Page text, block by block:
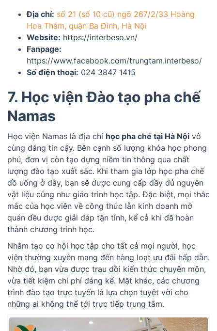
Địa chỉ: số 21 (số 10 cũ) ngõ 267/2/33 Hoàng
Hoa Thám, quận Ba Đình, Hà Nội
Website: https://interbeso.vn/
Fanpage:
https://www.facebook.com/trungtam.interbeso/
Số điện thoại: 024 3847 1415
7. Học viện Đào tạo pha chế
Namas
Học viện Namas là địa chỉ học pha chế tại Hà Nội vô
cùng đáng tin cậy. Bên cạnh số lượng khóa học phong
phú, đơn vị còn tạo dựng niềm tin thông qua chất
lượng đào tạo xuất sắc. Khi tham gia lớp học pha chế
đồ uống ở đây, bạn sẽ được cung cấp đầy đủ nguyên
vật liệu cũng như giáo trình học tập. Đặc biệt, mọi thắc
mắc của học viên về công thức lẫn kinh doanh mở
quán đều được giải đáp tận tình, kể cả khi đã hoàn
thành chương trình học.
Nhằm tạo cơ hội học tập cho tất cả mọi người, học
viện thường xuyên mang đến hàng loạt ưu đãi hấp dẫn.
Nhờ đó, bạn vừa được trau dồi kiến thức chuyên môn,
vừa tiết kiệm chi phí đáng kể. Mặt khác, các chương
trình đào tạo trực tuyến là lựa chọn tuyệt vời cho
những ai không thể tới trực tiếp trung tâm.